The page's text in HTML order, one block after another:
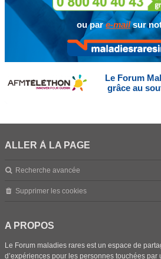
ou pare-mailsur
Le Forum
grâce au
ALLER À LA PAGE
Recherche avancée
Supprimer les cookies
A PROPOS
Le Forum maladies rares est un espace de
d’expériences pour les personnes touchées par